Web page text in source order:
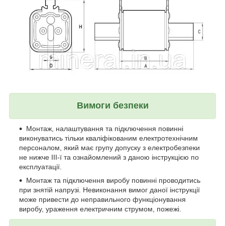
Вимоги безпеки
Монтаж, налаштування та підключення повинні
виконуватись тільки кваліфікованим електротехнічним
персоналом, який має групу допуску з електробезпеки
не нижче ІІІ-ї та ознайомлений з даною інструкцією по
експлуатації.
Монтаж та підключення виробу повинні проводитись
при знятій напрузі. Невиконання вимог даної інструкції
може привести до неправильного функціонування
виробу, ураження електричним струмом, пожежі.